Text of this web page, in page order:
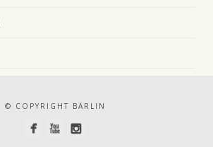
© COPYRIGHT BÄRLIN